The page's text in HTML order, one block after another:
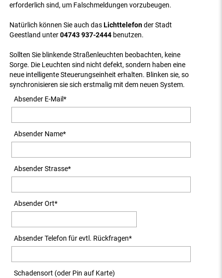
erforderlich sind, um Falschmeldungen vorzubeugen.
Natürlich können Sie auch dasLichttelefonder Stadt
Geestland unter04743 937-2444 benutzen.
Sollten Sie blinkende Straßenleuchten beobachten, keine
Sorge. Die Leuchten sind nicht defekt, sondern haben eine
neue intelligente Steuerungseinheit erhalten. Blinken sie, so
synchronisieren sie sich erstmalig mit dem neuen System.
Absender E-Mail*
Absender Name*
Absender Strasse*
Absender Ort*
Absender Telefon für evtl. Rückfragen*
Schadensort (oder Pin auf Karte)